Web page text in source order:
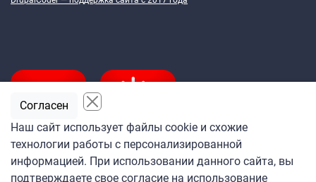
Подпишитесь
на ежедневную рассылку
Наш сайт использует файлы cookie и схожие
технологии работы с персонализированной
информацией. При использовании данного сайта, вы
подтверждаете свое согласие на использование
Согласен